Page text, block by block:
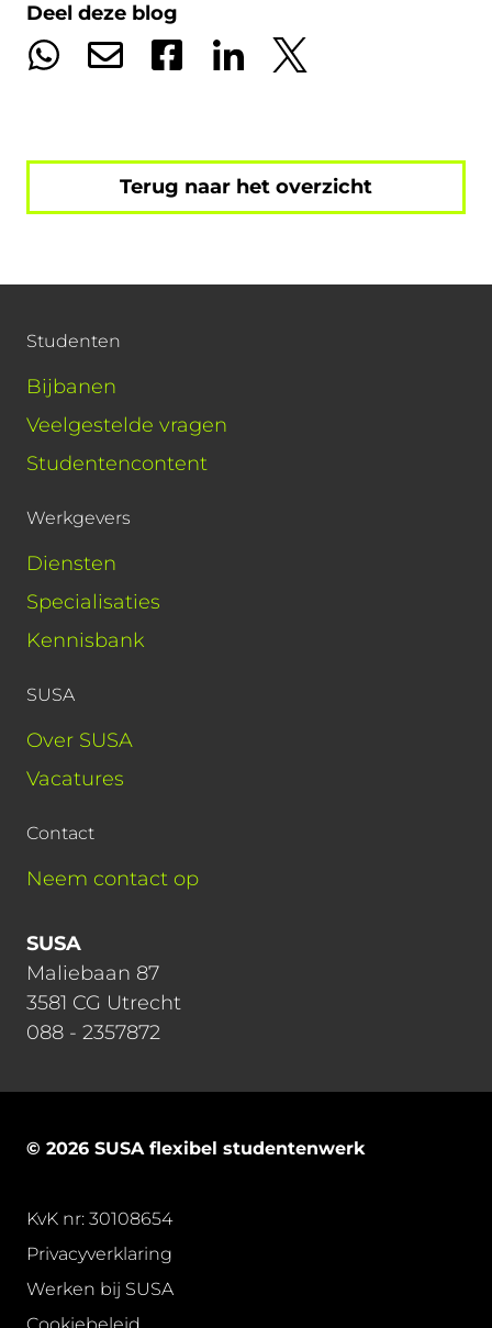
Deel deze blog
Terug naar het overzicht
Studenten
Bijbanen
Veelgestelde vragen
Studentencontent
Werkgevers
Diensten
Specialisaties
Kennisbank
SUSA
Over SUSA
Vacatures
Contact
Neem contact op
SUSA
Maliebaan 87
3581 CG Utrecht
088 - 2357872
© 2026 SUSA flexibel studentenwerk
KvK nr: 30108654
Privacyverklaring
Werken bij SUSA